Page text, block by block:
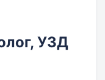
УЗД